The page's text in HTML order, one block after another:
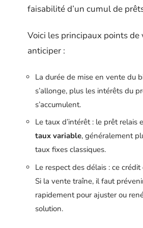
faisabilité d’un cumul de
Voici les principaux points de
anticiper :
La durée de mise en vente du
s’allonge, plus les intérêts du
s’accumulent.
Le taux d’intérêt : le prêt relais
taux variable, généralement
taux fixes classiques.
Le respect des délais : ce
Si la vente traîne, il faut
rapidement pour ajuster ou
solution.